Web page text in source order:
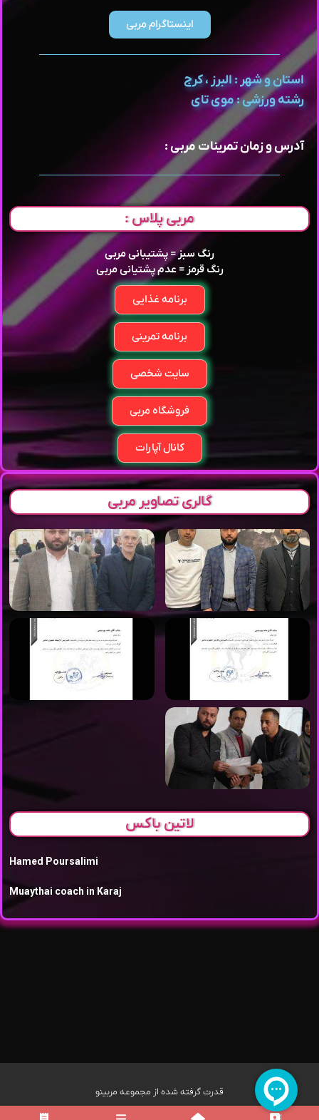
اینستاگرام مربی
استان و شهر : البرز ، کرج
رشته ورزشی : موی تای
آدرس و زمان تمرینات مربی :
مربی پلاس :
رنگ سبز = پشتیبانی مربی
رنگ قرمز = عدم پشتیانی مربی
برنامه غذایی
برنامه تمرینی
سایت شخصی
فروشگاه مربی
کانال آپارات
گالری تصاویر مربی
لاتین باکس
Hamed Poursalimi
Muaythai coach in Karaj
قدرت گرفته شده از مجموعه مربینو